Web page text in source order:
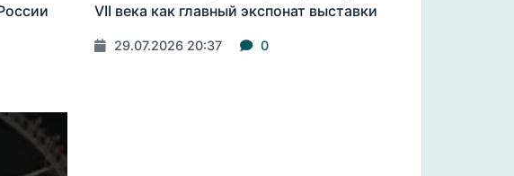
VII века как главный экспонат выставки
29.07.2026 20:37 0